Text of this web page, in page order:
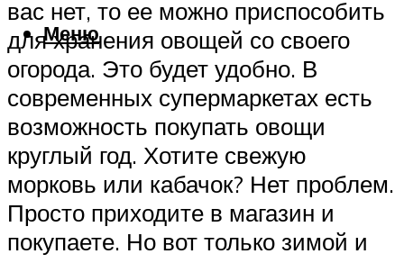
Меню
вас нет, то ее можно приспособить
для хранения овощей со своего
огорода. Это будет удобно. В
современных супермаркетах есть
возможность покупать овощи
круглый год. Хотите свежую
морковь или кабачок? Нет проблем.
Просто приходите в магазин и
покупаете. Но вот только зимой и